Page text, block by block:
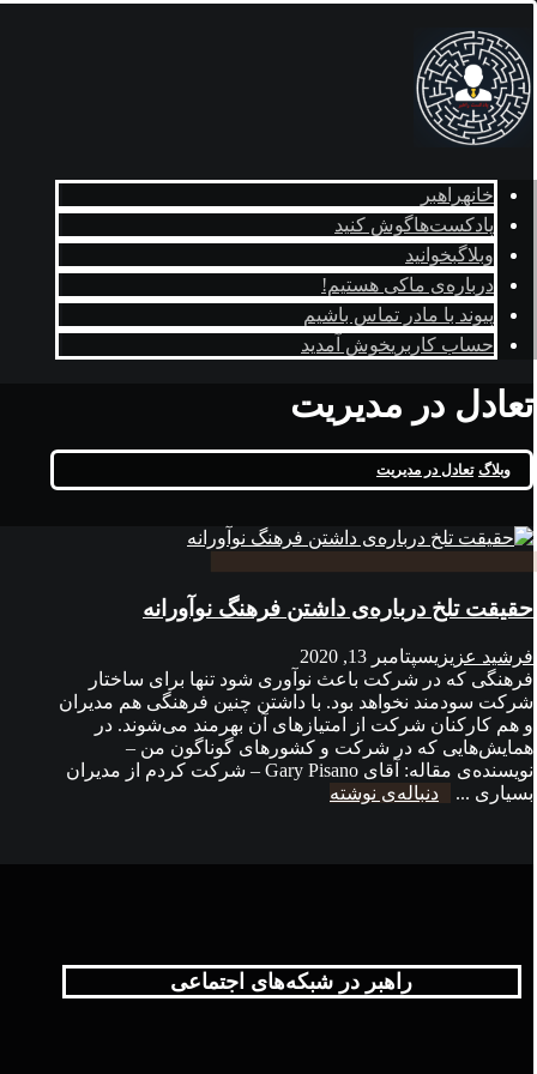
خانهراهبر
پادکست‌هاگوش کنید
وبلاگبخوانید
درباره‌ی ماکی هستیم!
پیوند با مادر تماس باشیم
حساب کاربریخوش آمدید
تعادل در مدیریت
وبلاگ تعادل در مدیریت
حقیقت تلخ درباره‌ی داشتن فرهنگ نوآورانه
فرشید عزیزیسپتامبر 13, 2020
فرهنگی که در شرکت باعث نوآوری شود تنها برای ساختار
شرکت سودمند نخواهد بود. با داشتن چنین فرهنگی هم مدیران
و هم کارکنان شرکت از امتیازهای آن بهرمند می‌شوند. در
همایش‌هایی که در شرکت‌‌ و کشورهای گوناگون من –
نویسنده‌ی مقاله: آقای Gary Pisano – شرکت کردم از مدیران
بسیاری ...
دنباله‌ی نوشته
راهبر در شبکه‌های اجتماعی